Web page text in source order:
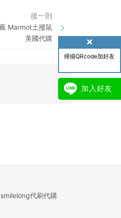
掃描QRcode加好友
加入好友
後一則
Marmot土撥鼠
美國代購
代刷代購